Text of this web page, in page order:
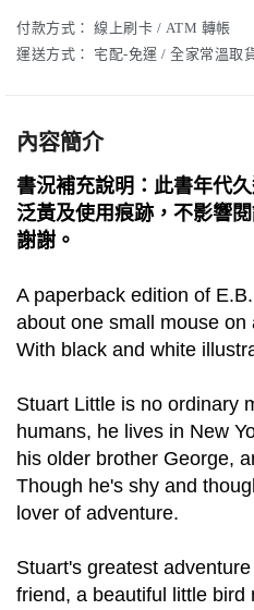
付款方式： 線上刷卡 / ATM 轉帳
運送方式：
宅配-免運 / 全家常溫取
內容簡介
書況補充說明：此書年代
泛黃及使用痕跡，不影響
謝謝。
A paperback edition of
about one small mouse on
With black and white
Stuart Little is no ordinary
humans, he lives in New
his older brother George,
Though he's shy and
lover of adventure.
Stuart's greatest
friend, a beautiful little bird